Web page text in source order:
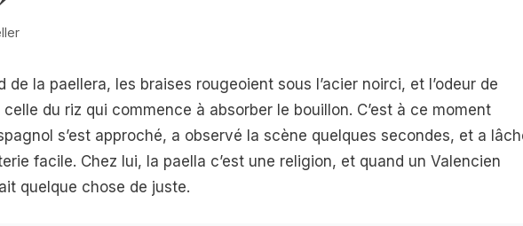
de la paellera, les braises rougeoient sous l’acier noirci, et l’odeur de
du riz qui commence à absorber le bouillon. C’est à ce moment
s’est approché, a observé la scène quelques secondes, et a
facile. Chez lui, la paella c’est une religion, et quand un Valencien
quelque chose de juste.